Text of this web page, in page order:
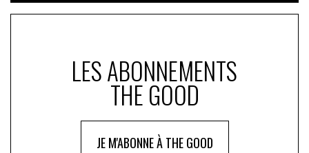
LES ABONNEMENTS
THE GOOD
JE M'ABONNE À THE GOOD